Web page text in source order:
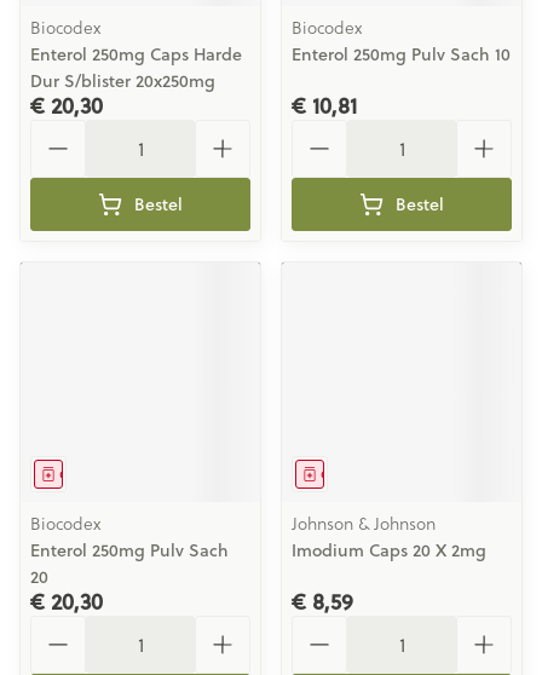
Biocodex
Enterol 250mg Caps Harde
Dur S/blister 20x250mg
€ 20,30
Bestel
Biocodex
Enterol 250mg Pulv Sach 10
€ 10,81
Bestel
Geneesmiddel
Biocodex
Enterol 250mg Pulv Sach
20
€ 20,30
Geneesmiddel
Johnson & Johnson
Imodium Caps 20 X 2mg
€ 8,59